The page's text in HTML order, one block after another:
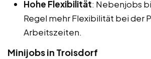
Hohe Flexibilität: Nebenjobs
Regel mehr Flexibilität bei der
Arbeitszeiten.
Minijobs in Troisdorf